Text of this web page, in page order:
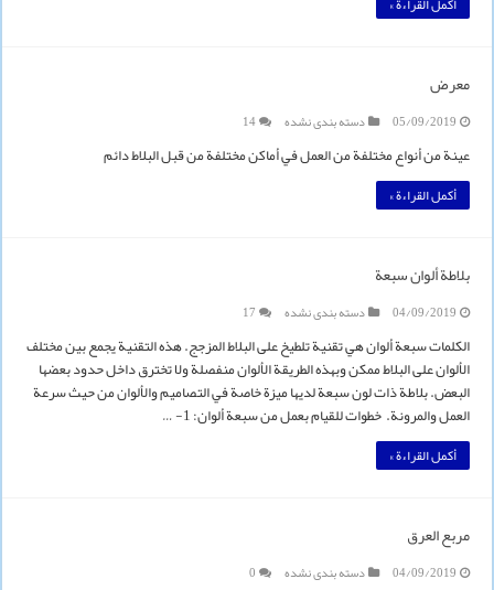
معرض
05/09/2019 دسته بندی نشده 14
عينة من أنواع مختلفة من العمل في أماكن مختلفة من قبل البلاط دائم
أكمل القراءة »
بلاطة ألوان سبعة
04/09/2019 دسته بندی نشده 17
الكلمات سبعة ألوان هي تقنية تلطيخ على البلاط المزجج. هذه التقنية يجمع بين مختلف
الألوان على البلاط ممكن وبهذه الطريقة الألوان منفصلة ولا تخترق داخل حدود بعضها
البعض. بلاطة ذات لون سبعة لديها ميزة خاصة في التصاميم والألوان من حيث سرعة
العمل والمرونة. خطوات للقيام بعمل من سبعة ألوان: 1- …
أكمل القراءة »
مربع العرق
04/09/2019 دسته بندی نشده 0